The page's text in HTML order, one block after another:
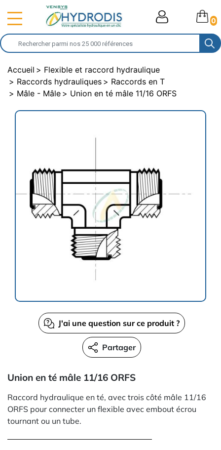
0
Accueil
Flexible et raccord hydraulique
Raccords hydrauliques
Raccords en T
Mâle - Mâle
Union en té mâle 11/16 ORFS
J'ai une question sur ce produit ?
Partager
Union en té mâle 11/16 ORFS
Raccord hydraulique en té, avec trois côté mâle 11/16
ORFS pour connecter un flexible avec embout écrou
tournant ou un tube.